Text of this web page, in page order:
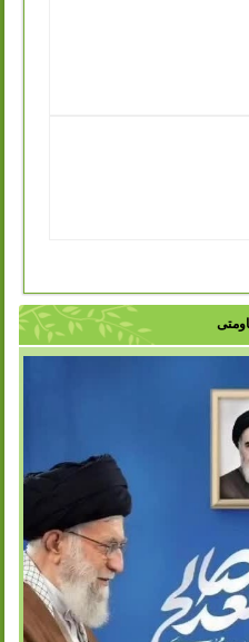
ورامین درنظردارد جهت جمع
سطح شهر نسبت به
ارباب رجوع
زیست و اصول بازیافت با
در هنگام خرید حجم بسیار
شهرداری ورامین و با هدف
در زمینه مدیریت پسماند و
مطلب ..